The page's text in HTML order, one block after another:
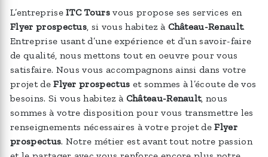
L’entrepriseITC Tours vous propose ses services en
Flyer prospectus, si vous habitez à Château-Renault.
Entreprise usant d’une expérience et d’un savoir-faire
de qualité, nous mettons tout en oeuvre pour vous
satisfaire. Nous vous accompagnons ainsi dans votre
projet deFlyer prospectus et sommes à l’écoute de vos
besoins. Si vous habitez à Château-Renault, nous
sommes à votre disposition pour vous transmettre les
renseignements nécessaires à votre projet deFlyer
prospectus. Notre métier est avant tout notre passion